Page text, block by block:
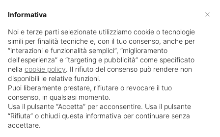
SailPortal 8.5.1 build 18
×
Informativa
Noi e terze parti selezionate utilizziamo cookie o tecnologie
simili per finalità tecniche e, con il tuo consenso, anche per
“interazioni e funzionalità semplici”, “miglioramento
dell'esperienza” e “targeting e pubblicità” come specificato
nella cookie policy. Il rifiuto del consenso può rendere non
disponibili le relative funzioni.
Puoi liberamente prestare, rifiutare o revocare il tuo
consenso, in qualsiasi momento.
Usa il pulsante “Accetta” per acconsentire. Usa il pulsante
“Rifiuta” o chiudi questa informativa per continuare senza
accettare.